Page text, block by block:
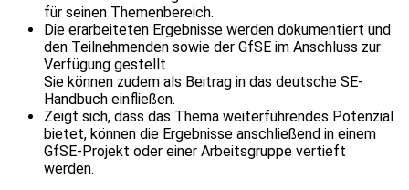
für seinen Themenbereich.
Die erarbeiteten Ergebnisse werden dokumentiert und
den Teilnehmenden sowie der GfSE im Anschluss zur
Verfügung gestellt.
Sie können zudem als Beitrag in das deutsche SE-
Handbuch einfließen.
Zeigt sich, dass das Thema weiterführendes Potenzial
bietet, können die Ergebnisse anschließend in einem
GfSE-Projekt oder einer Arbeitsgruppe vertieft
werden.